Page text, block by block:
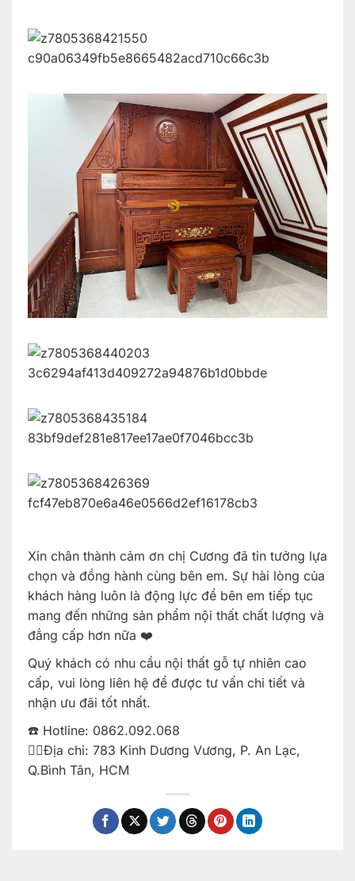
Xin chân thành cảm ơn chị Cương đã tin tưởng lựa
chọn và đồng hành cùng bên em. Sự hài lòng của
khách hàng luôn là động lực để bên em tiếp tục
mang đến những sản phẩm nội thất chất lượng và
đẳng cấp hơn nữa ❤️
Quý khách có nhu cầu nội thất gỗ tự nhiên cao
cấp, vui lòng liên hệ để được tư vấn chi tiết và
nhận ưu đãi tốt nhất.
☎️ Hotline: 0862.092.068
👉🏻Địa chỉ: 783 Kinh Dương Vương, P. An Lạc,
Q.Bình Tân, HCM